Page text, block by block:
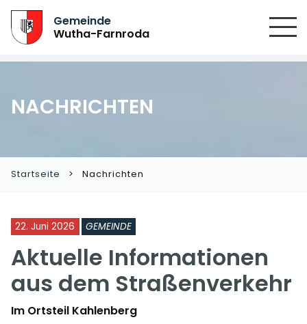
Gemeinde
Wutha-Farnroda
NACHRICHTEN
Startseite Nachrichten
22. Juni 2026 GEMEINDE
Aktuelle Informationen
aus dem Straßenverkehr
Im Ortsteil Kahlenberg